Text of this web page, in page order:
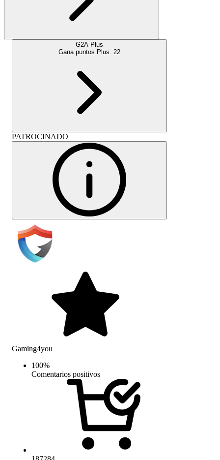
G2A Plus
Gana puntos Plus: 22
PATROCINADO
Gaming4you
100%
Comentarios positivos